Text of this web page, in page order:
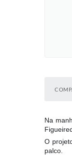
Na
O
palco.